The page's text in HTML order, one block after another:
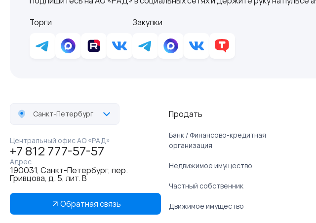
Торги
Закупки
Санкт-Петербург
Центральный офис АО «РАД»
+7 812 777-57-57
Адрес
190031, Санкт-Петербург, пер.
Гривцова, д. 5, лит. В
Обратная связь
Продать
Банк / Финансово-кредитная
организация
Недвижимое имущество
Частный собственник
Движимое имущество